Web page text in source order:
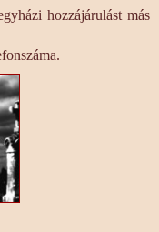
hozzájárulást más